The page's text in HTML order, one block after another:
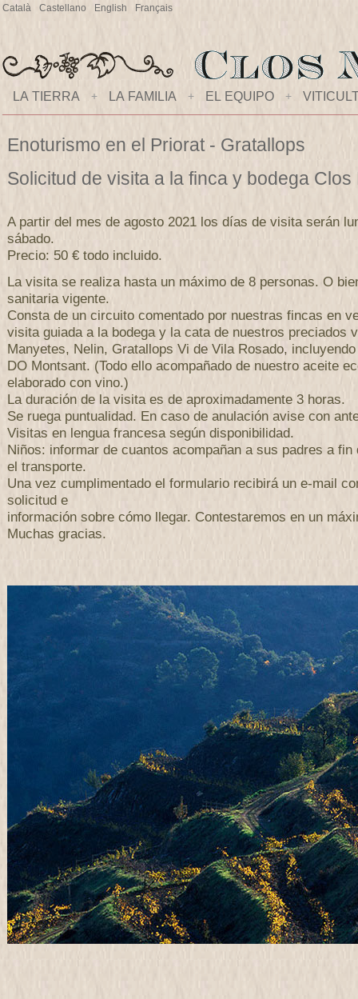
Català Castellano English Français
LA TIERRA + LA FAMILIA + EL EQUIPO +
Enoturismo en el Priorat - Gratallops
Solicitud de visita a la finca y bodega Clos
A partir del mes de agosto 2021 los días de visita serán
sábado.
Precio: 50 € todo incluido.
La visita se realiza hasta un máximo de 8 personas. O
sanitaria vigente.
Consta de un circuito comentado por nuestras fincas en
visita guiada a la bodega y la cata de nuestros preciados
Manyetes, Nelin, Gratallops Vi de Vila Rosado,
DO Montsant. (Todo ello acompañado de nuestro aceite
elaborado con vino.)
La duración de la visita es de aproximadamente 3 horas.
Se ruega puntualidad. En caso de anulación avise con
Visitas en lengua francesa según disponibilidad.
Niños: informar de cuantos acompañan a sus padres a
el transporte.
Una vez cumplimentado el formulario recibirá un e-mail
solicitud e
información sobre cómo llegar. Contestaremos en un
Muchas gracias.